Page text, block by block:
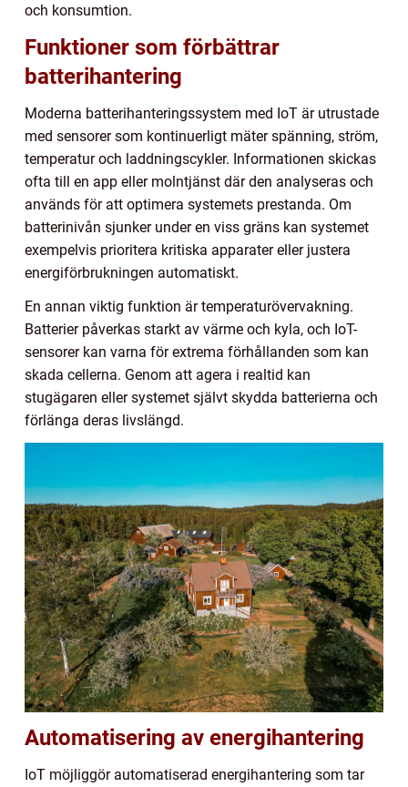
och konsumtion.
Funktioner som förbättrar
batterihantering
Moderna batterihanteringssystem med IoT är utrustade
med sensorer som kontinuerligt mäter spänning, ström,
temperatur och laddningscykler. Informationen skickas
ofta till en app eller molntjänst där den analyseras och
används för att optimera systemets prestanda. Om
batterinivån sjunker under en viss gräns kan systemet
exempelvis prioritera kritiska apparater eller justera
energiförbrukningen automatiskt.
En annan viktig funktion är temperaturövervakning.
Batterier påverkas starkt av värme och kyla, och IoT-
sensorer kan varna för extrema förhållanden som kan
skada cellerna. Genom att agera i realtid kan
stugägaren eller systemet självt skydda batterierna och
förlänga deras livslängd.
Automatisering av energihantering
IoT möjliggör automatiserad energihantering som tar